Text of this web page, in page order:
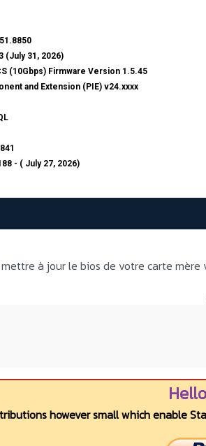
(July 31, 2026)
(10Gbps) Firmware Version 1.5.45
and Extension (PIE) v24.xxxx
- ( July 27, 2026)
à jour le bios de votre carte mère
however small which enable